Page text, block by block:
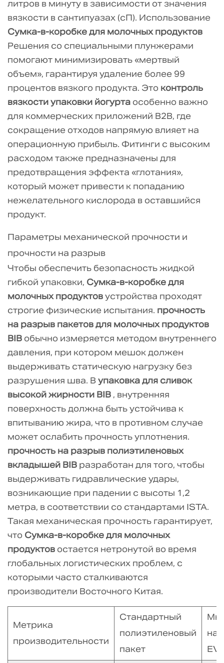
литров в минуту в зависимости от значения
вязкости в сантипуазах (сП). Использование
Сумка-в-коробке для молочных продуктов
Решения со специальными плунжерами
помогают минимизировать «мертвый
объем», гарантируя удаление более 99
процентов вязкого продукта. Это контроль
вязкости упаковки йогурта особенно важно
для коммерческих приложений B2B, где
сокращение отходов напрямую влияет на
операционную прибыль. Фитинги с высоким
расходом также предназначены для
предотвращения эффекта «глотания»,
который может привести к попаданию
нежелательного кислорода в оставшийся
продукт.
Параметры механической прочности и
прочности на разрыв
Чтобы обеспечить безопасность жидкой
гибкой упаковки, Сумка-в-коробке для
молочных продуктовустройства проходят
строгие физические испытания. прочность
на разрыв пакетов для молочных продуктов
BIB обычно измеряется методом внутреннего
давления, при котором мешок должен
выдерживать статическую нагрузку без
разрушения шва. Вупаковка для сливок
высокой жирности BIB , внутренняя
поверхность должна быть устойчива к
впитыванию жира, что в противном случае
может ослабить прочность уплотнения.
прочность на разрыв полиэтиленовых
вкладышей BIB разработан для того, чтобы
выдерживать гидравлические удары,
возникающие при падении с высоты 1,2
метра, в соответствии со стандартами ISTA.
Такая механическая прочность гарантирует,
что Сумка-в-коробке для молочных
продуктов остается нетронутой во время
глобальных логистических проблем, с
которыми часто сталкиваются
производители Восточного Китая.
Метрика
производительности
Стандартный
полиэтиленовый
пакет